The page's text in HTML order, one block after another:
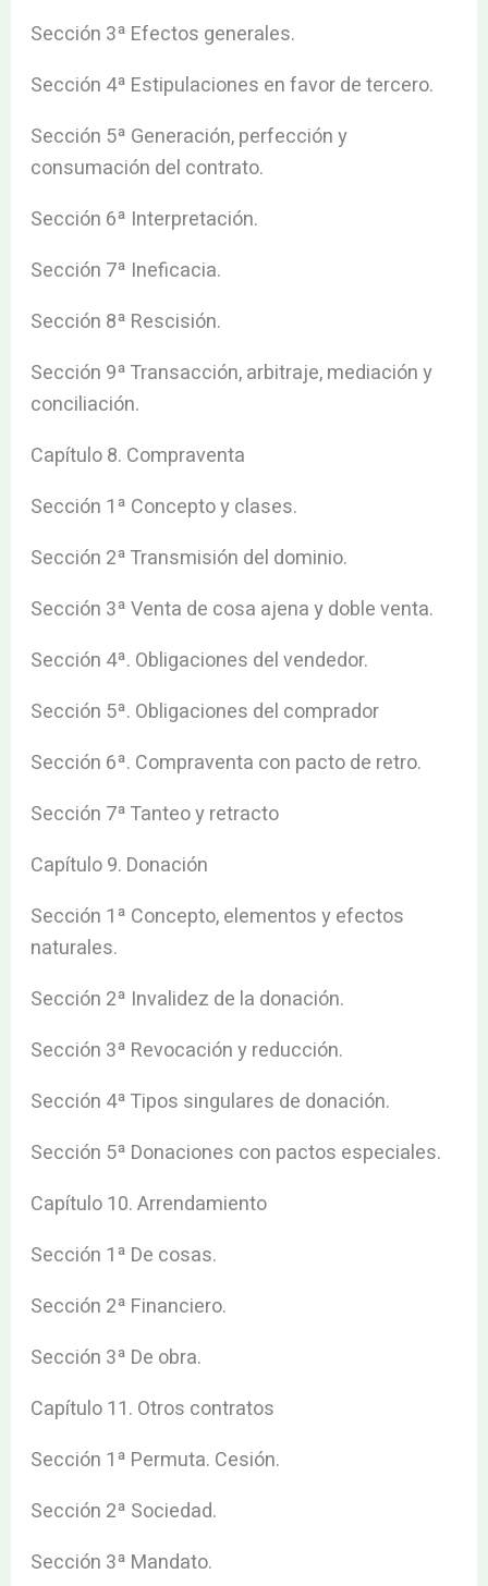
Sección 3ª Efectos generales.
Sección 4ª Estipulaciones en favor de tercero.
Sección 5ª Generación, perfección y
consumación del contrato.
Sección 6ª Interpretación.
Sección 7ª Ineficacia.
Sección 8ª Rescisión.
Sección 9ª Transacción, arbitraje, mediación y
conciliación.
Capítulo 8. Compraventa
Sección 1ª Concepto y clases.
Sección 2ª Transmisión del dominio.
Sección 3ª Venta de cosa ajena y doble venta.
Sección 4ª. Obligaciones del vendedor.
Sección 5ª. Obligaciones del comprador
Sección 6ª. Compraventa con pacto de retro.
Sección 7ª Tanteo y retracto
Capítulo 9. Donación
Sección 1ª Concepto, elementos y efectos
naturales.
Sección 2ª Invalidez de la donación.
Sección 3ª Revocación y reducción.
Sección 4ª Tipos singulares de donación.
Sección 5ª Donaciones con pactos especiales.
Capítulo 10. Arrendamiento
Sección 1ª De cosas.
Sección 2ª Financiero.
Sección 3ª De obra.
Capítulo 11. Otros contratos
Sección 1ª Permuta. Cesión.
Sección 2ª Sociedad.
Sección 3ª Mandato.